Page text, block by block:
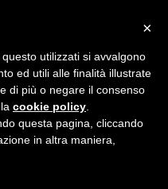
×
utilizzati si avvalgono
ed utili alle finalità illustrate
di più o negare il consenso
cookie policy
questa pagina, cliccando
in altra maniera,